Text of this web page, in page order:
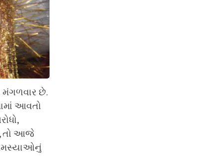
છે.
આવતો
તો આજે